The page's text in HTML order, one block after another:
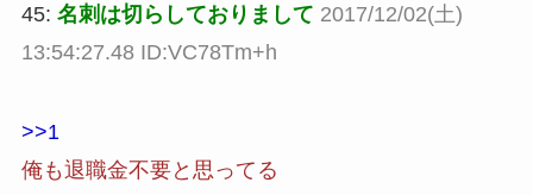
45: 名刺は切らしておりまして 2017/12/02(土)
13:54:27.48 ID:VC78Tm+h
>>1
俺も退職金不要と思ってる